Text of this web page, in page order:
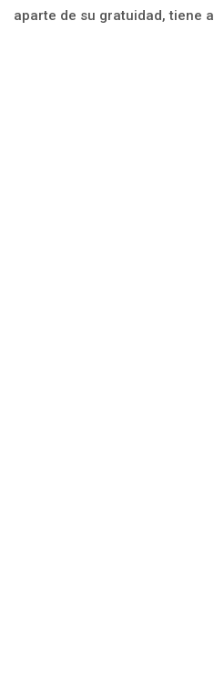
aparte de su gratuidad, tiene a